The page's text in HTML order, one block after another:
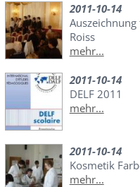
2011-10-14
Roiss
mehr...
2011-10-14
DELF 2011
mehr...
2011-10-14
Kosmetik
mehr...